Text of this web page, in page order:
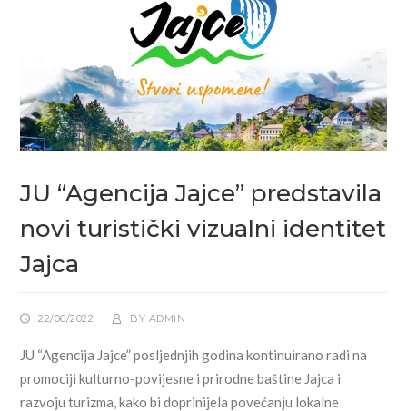
JU “Agencija Jajce” predstavila
novi turistički vizualni identitet
Jajca
22/06/2022 BY ADMIN
JU “Agencija Jajce” posljednjih godina kontinuirano radi na
promociji kulturno-povijesne i prirodne baštine Jajca i
razvoju turizma, kako bi doprinijela povećanju lokalne